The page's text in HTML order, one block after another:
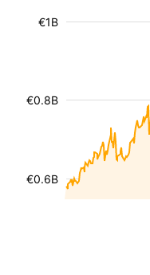
€0.6B
€0.8B
€1B